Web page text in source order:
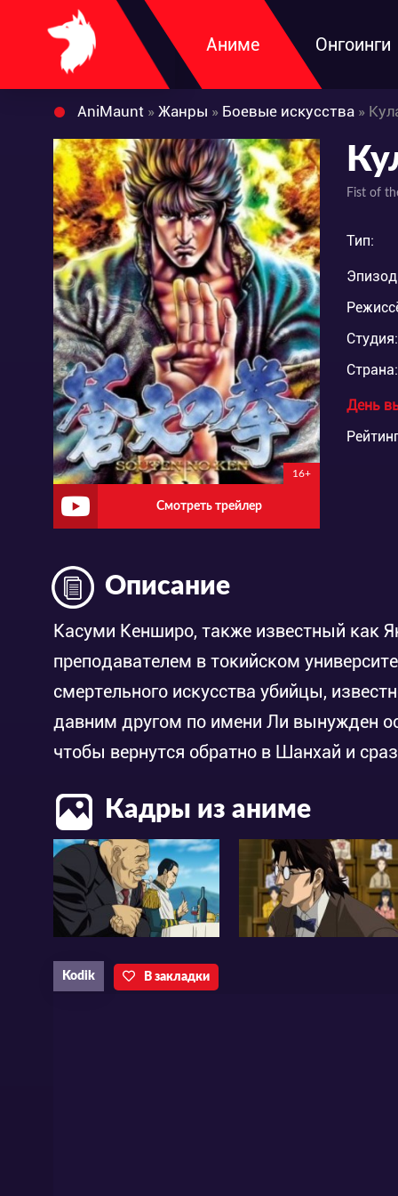
Аниме Онгоинги
AniMaunt » Жанры » Боевые искусства »
16+
Смотреть трейлер
Fist of
Тип:
Студия:
Страна:
День
Описание
Касуми Кенширо, также известный как
преподавателем в токийском
смертельного искусства убийцы,
давним другом по имени Ли вынужден
чтобы вернутся обратно в Шанхай и
Кадры из аниме
Kodik В закладки